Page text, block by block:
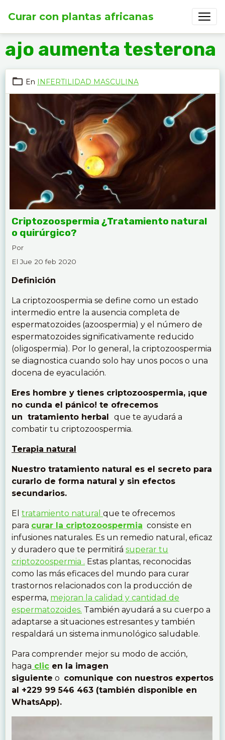
Curar con plantas africanas
ajo aumenta testerona
En INFERTILIDAD MASCULINA
Criptozoospermia ¿Tratamiento natural
o quirúrgico?
Por
El Jue 20 feb 2020
Definición
La criptozoospermia se define como un estado
intermedio entre la ausencia completa de
espermatozoides (azoospermia) y el número de
espermatozoides significativamente reducido
(oligospermia). Por lo general, la criptozoospermia
se diagnostica cuando solo hay unos pocos o una
docena de eyaculación.
Eres hombre y tienes criptozoospermia, ¡que
no cunda el pánico! te ofrecemos
un tratamiento herbal que te ayudará a
combatir tu criptozoospermia.
Terapia natural
Nuestro tratamiento natural es el secreto para
curarlo de forma natural y sin efectos
secundarios.
El tratamiento natural que te ofrecemos
para curar la criptozoospermia consiste en
infusiones naturales. Es un remedio natural, eficaz
y duradero que te permitirá superar tu
criptozoospermia . Estas plantas, reconocidas
como las más eficaces del mundo para curar
trastornos relacionados con la producción de
esperma, mejoran la calidad y cantidad de
espermatozoides. También ayudará a su cuerpo a
adaptarse a situaciones estresantes y también
respaldará un sistema inmunológico saludable.
Para comprender mejor su modo de acción,
haga clic en la imagen
siguiente o comunique con nuestros expertos
al +229 99 546 463 (también disponible en
WhatsApp).